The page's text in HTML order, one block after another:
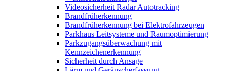
Videosicherheit Radar Autotracking​
Brandfrüherkennung
Brandfrüherkennung bei Elektrofahrzeugen
Parkhaus Leitsysteme und Raumoptimierung
Parkzugangsüberwachung mit
Kennzeichenerkennung
Sicherheit durch Ansage